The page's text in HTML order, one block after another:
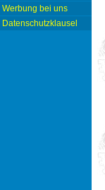
Werbung bei uns
Datenschutzklausel